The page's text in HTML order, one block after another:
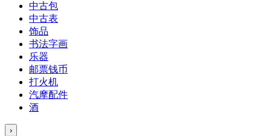
中古包
中古表
饰品
书法字画
乐器
邮票钱币
打火机
汽摩配件
酒
›